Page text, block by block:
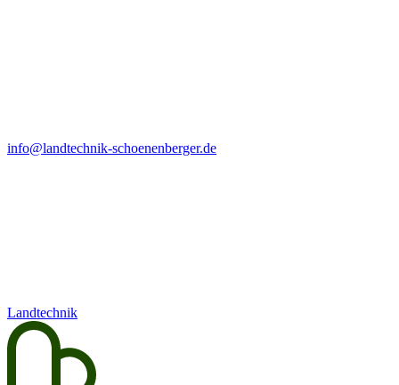
info@landtechnik-schoenenberger.de
Landtechnik